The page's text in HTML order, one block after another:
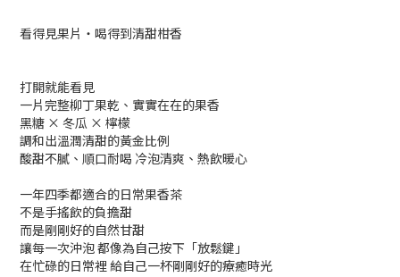
看得見果片・喝得到清甜柑香
打開就能看見
一片完整柳丁果乾、實實在在的果香
黑糖 × 冬瓜 × 檸檬
調和出溫潤清甜的黃金比例
酸甜不膩、順口耐喝 冷泡清爽、熱飲暖心
一年四季都適合的日常果香茶
不是手搖飲的負擔甜
而是剛剛好的自然甘甜
讓每一次沖泡 都像為自己按下「放鬆鍵」
在忙碌的日常裡 給自己一杯剛剛好的療癒時光